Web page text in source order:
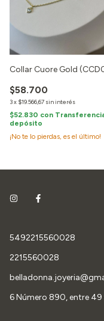
Collar Cuore Gold
$58.700
3x $19.566,67 sin interés
$52.830 con
depósito
¡No te lo pierdas, es el último!
5492215560028
2215560028
6 Número 890, entre 49